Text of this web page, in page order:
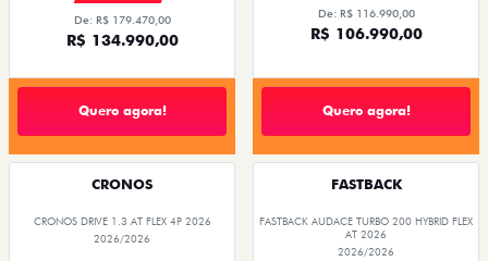
De: R$ 179.470,00
R$ 134.990,00
Quero agora!
De: R$ 116.990,00
R$ 106.990,00
Quero agora!
CRONOS
CRONOS DRIVE 1.3 AT FLEX 4P 2026
2026/2026
FASTBACK
FASTBACK AUDACE TURBO 200 HYBRID FLEX
AT 2026
2026/2026